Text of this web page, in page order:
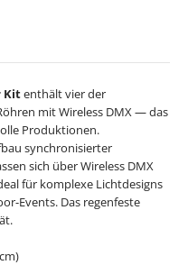
Kitenthält vier der
mit Wireless DMX — das
Produktionen.
synchronisierter
sich über Wireless DMX
für komplexe Lichtdesigns
Events. Das regenfeste